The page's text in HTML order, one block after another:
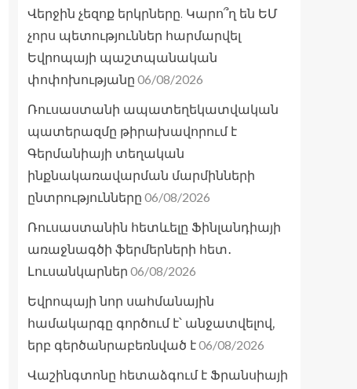
Վերջին չեզոք երկրները. Կարո՞ղ են ԵՄ
չորս պետություններ հարմարվել
Եվրոպայի պաշտպանական
փոփոխությանը 06/08/2026
Ռուսաստանի ապատեղեկատվական
պատերազմը թիրախավորում է
Գերմանիայի տեղական
ինքնակառավարման մարմինների
ընտրությունները 06/08/2026
Ռուսաստանին հետևելը Ֆինլանդիայի
առաջնագծի ֆերմերների հետ․
Լուսանկարներ 06/08/2026
Եվրոպայի նոր սահմանային
համակարգը գործում է՝ անջատվելով,
երբ գերծանրաբեռնված է06/08/2026
Վաշինգտոնը հետաձգում է Ֆրանսիայի